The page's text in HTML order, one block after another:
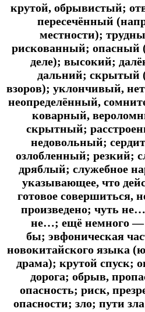
крутой, обрывистый;
пересечённый (
местности);
рискованный; опасный
деле); высокий;
дальний; скрытый
взоров); уклончивый,
неопределённый,
коварный,
скрытный;
недовольный;
озлобленный; резкий;
дряблый; служебное
указывающее, что
готовое совершиться,
произведено; чуть
не…; ещё немного
бы; эвфоническая
новокитайского языка
драма); крутой спуск;
дорога; обрыв,
опасность; риск,
опасности; зло; пути